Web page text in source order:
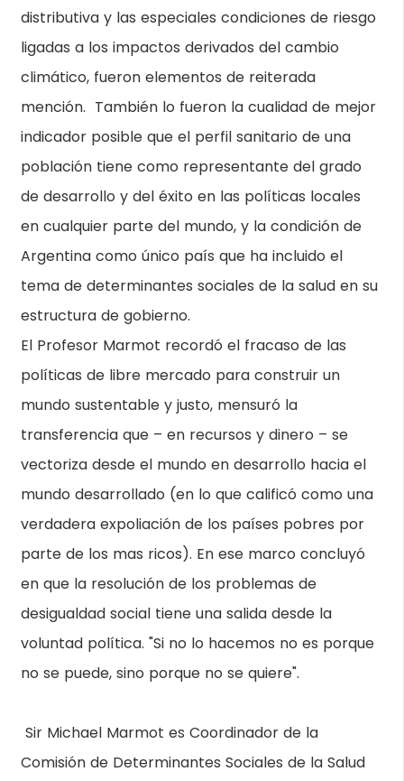
distributiva y las especiales condiciones de riesgo
ligadas a los impactos derivados del cambio
climático, fueron elementos de reiterada
mención. También lo fueron la cualidad de mejor
indicador posible que el perfil sanitario de una
población tiene como representante del grado
de desarrollo y del éxito en las políticas locales
en cualquier parte del mundo, y la condición de
Argentina como único país que ha incluido el
tema de determinantes sociales de la salud en su
estructura de gobierno.
El Profesor Marmot recordó el fracaso de las
políticas de libre mercado para construir un
mundo sustentable y justo, mensuró la
transferencia que – en recursos y dinero – se
vectoriza desde el mundo en desarrollo hacia el
mundo desarrollado (en lo que calificó como una
verdadera expoliación de los países pobres por
parte de los mas ricos). En ese marco concluyó
en que la resolución de los problemas de
desigualdad social tiene una salida desde la
voluntad política. "Si no lo hacemos no es porque
no se puede, sino porque no se quiere".
Sir Michael Marmot es Coordinador de la
Comisión de Determinantes Sociales de la Salud